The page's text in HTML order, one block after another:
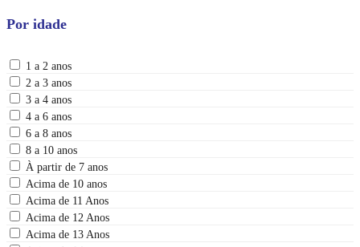
Por idade
1 a 2 anos
2 a 3 anos
3 a 4 anos
4 a 6 anos
6 a 8 anos
8 a 10 anos
À partir de 7 anos
Acima de 10 anos
Acima de 11 Anos
Acima de 12 Anos
Acima de 13 Anos